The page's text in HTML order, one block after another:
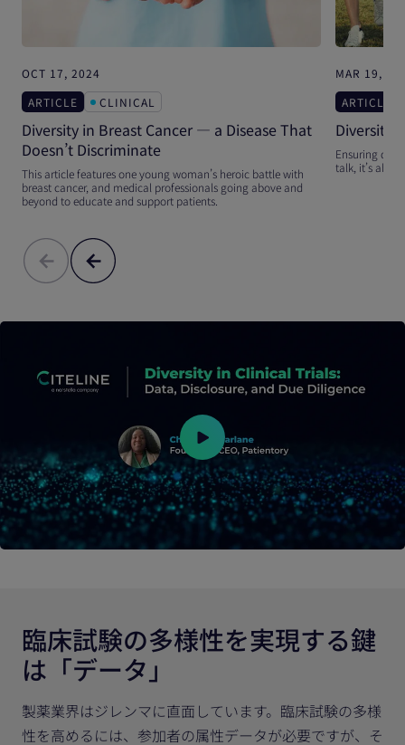
OCT 17, 2024
ARTICLE
CLINICAL
Diversity in Breast Cancer — a Disease That
Doesn’t Discriminate
This article features one young woman’s heroic battle with
breast cancer, and medical professionals going above and
beyond to educate and support patients.
MAR 19,
ARTICLE
Diversity
Ensuring
talk, it’s
臨床試験の多様性を実現する鍵
は「データ」
製薬業界はジレンマに直面しています。臨床試験の多様
性を高めるには、参加者の属性データが必要ですが、そ